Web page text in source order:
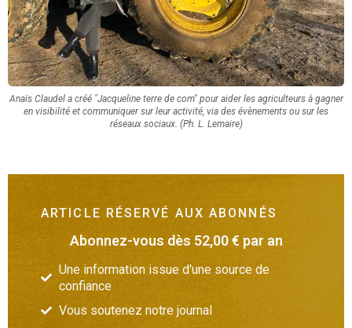
Anaïs Claudel a créé "Jacqueline terre de com" pour aider les agriculteurs à gagner
en visibilité et communiquer sur leur activité, via des évènements ou sur les
réseaux sociaux. (Ph. L. Lemaire)
ARTICLE RÉSERVÉ AUX ABONNÉS
Abonnez-vous dès 52,00 € par an
Une information issue d'une source de
confiance
Vous soutenez notre journal